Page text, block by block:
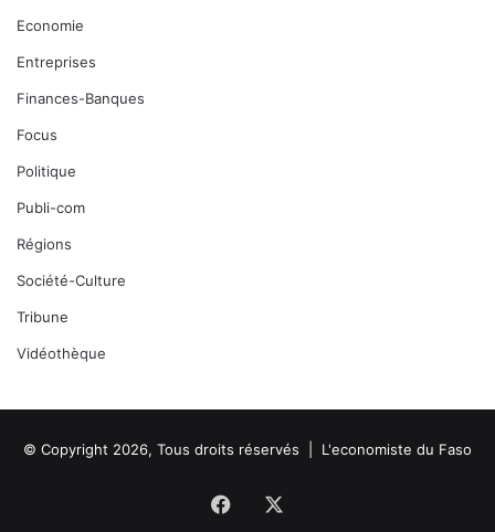
Economie
Entreprises
Finances-Banques
Focus
Politique
Publi-com
Régions
Société-Culture
Tribune
Vidéothèque
© Copyright 2026, Tous droits réservés | L'economiste du Faso
Facebook